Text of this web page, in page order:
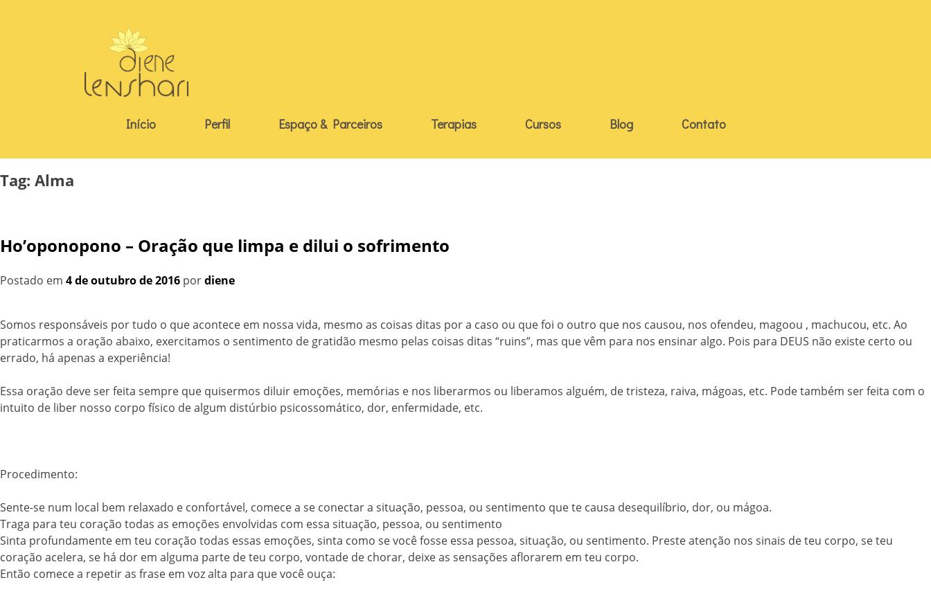
Início Perfil Espaço & Parceiros Terapias Cursos Blog Contato
Tag: Alma
Ho’oponopono – Oração que limpa e dilui o sofrimento
Postado em 4 de outubro de 2016 pordiene
Somos responsáveis por tudo o que acontece em nossa vida, mesmo as coisas ditas por a caso ou que foi o outro que nos causou, nos ofendeu, magoou , machucou, etc. Ao
praticarmos a oração abaixo, exercitamos o sentimento de gratidão mesmo pelas coisas ditas “ruins”, mas que vêm para nos ensinar algo. Pois para DEUS não existe certo ou
errado, há apenas a experiência!
Essa oração deve ser feita sempre que quisermos diluir emoções, memórias e nos liberarmos ou liberamos alguém, de tristeza, raiva, mágoas, etc. Pode também ser feita com o
intuito de liber nosso corpo físico de algum distúrbio psicossomático, dor, enfermidade, etc.
Procedimento:
Sente-se num local bem relaxado e confortável, comece a se conectar a situação, pessoa, ou sentimento que te causa desequilíbrio, dor, ou mágoa.
Traga para teu coração todas as emoções envolvidas com essa situação, pessoa, ou sentimento
Sinta profundamente em teu coração todas essas emoções, sinta como se você fosse essa pessoa, situação, ou sentimento. Preste atenção nos sinais de teu corpo, se teu
coração acelera, se há dor em alguma parte de teu corpo, vontade de chorar, deixe as sensações aflorarem em teu corpo.
Então comece a repetir as frase em voz alta para que você ouça: